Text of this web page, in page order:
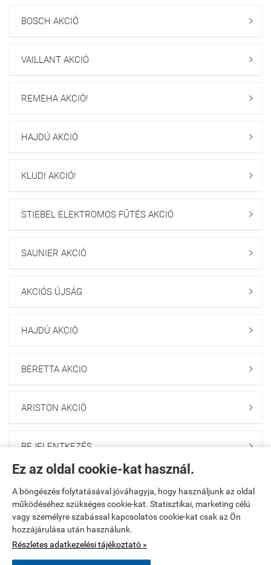
Ez az oldal cookie-kat használ.
A böngészés folytatásával jóváhagyja, hogy használjunk az oldal
működéséhez szükséges cookie-kat. Statisztikai, marketing célú
vagy személyre szabással kapcsolatos cookie-kat csak az Ön
hozzájárulása után használunk.
Részletes adatkezelési tájékoztató »
BOSCH AKCIÓ 
VAILLANT AKCIÓ 
REMEHA AKCIÓ! 
HAJDÚ AKCIÓ 
KLUDI AKCIÓ! 
STIEBEL ELEKTROMOS FŰTÉS AKCIÓ 
SAUNIER AKCIÓ 
AKCIÓS ÚJSÁG 
HAJDÚ AKCIÓ 
BERETTA AKCIO 
ARISTON AKCIÓ 
BEJELENTKEZÉS 
Kezdőlap|Regisztráció|Kosár tartalma, megrendelés|
Rendelési feltételek|Bemutatkozás